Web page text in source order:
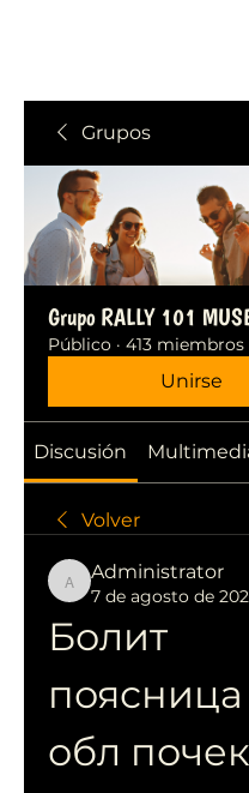
Grupos
Grupo RALLY 101
Público · 413 miembros
Unirse
Discusión
Volver
Administrator
Administrator
7 de agosto de
Болит
поясница
обл